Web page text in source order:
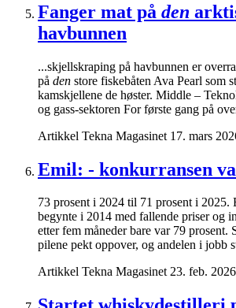
Fanger mat på den
havbunnen
...skjellskraping på havbunnen er
på den store fiskebåten Ava Pearl som
kamskjellene de høster. Middle –
og gass-sektoren For første gang på
Artikkel Tekna Magasinet 17. mars
Emil: - konkurransen
73 prosent i 2024 til 71 prosent i 2025.
begynte i 2014 med fallende priser og
etter fem måneder bare var 79 prosent.
pilene pekt oppover, og andelen i jobb
Artikkel Tekna Magasinet 23. feb. 2026